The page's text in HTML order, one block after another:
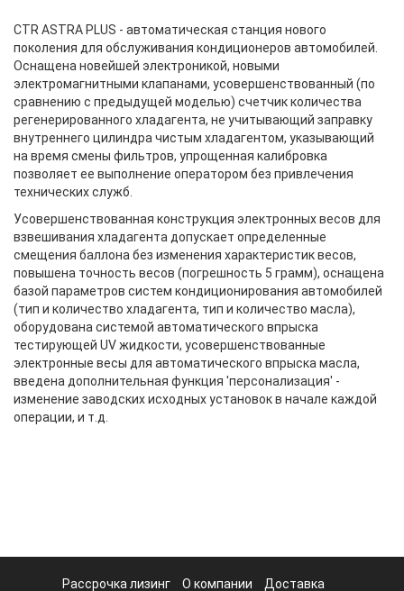
CTR ASTRA PLUS - автоматическая станция нового
поколения для обслуживания кондиционеров автомобилей.
Оснащена новейшей электроникой, новыми
электромагнитными клапанами, усовершенствованный (по
сравнению с предыдущей моделью) счетчик количества
регенерированного хладагента, не учитывающий заправку
внутреннего цилиндра чистым хладагентом, указывающий
на время смены фильтров, упрощенная калибровка
позволяет ее выполнение оператором без привлечения
технических служб.
Усовершенствованная конструкция электронных весов для
взвешивания хладагента допускает определенные
смещения баллона без изменения характеристик весов,
повышена точность весов (погрешность 5 грамм), оснащена
базой параметров систем кондиционирования автомобилей
(тип и количество хладагента, тип и количество масла),
оборудована системой автоматического впрыска
тестирующей UV жидкости, усовершенствованные
электронные весы для автоматического впрыска масла,
введена дополнительная функция 'персонализация' -
изменение заводских исходных установок в начале каждой
операции, и т.д.
Рассрочка лизинг О компании Доставка